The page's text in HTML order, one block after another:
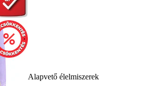
Alapvető élelmiszerek